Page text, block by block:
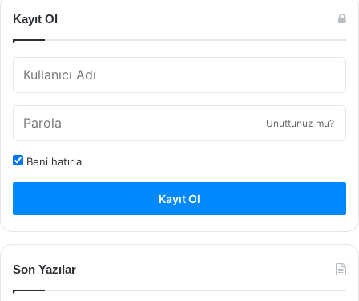
Kayıt Ol
Unuttunuz mu?
Beni hatırla
Kayıt Ol
Son Yazılar